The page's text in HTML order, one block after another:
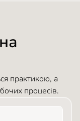
практикою, а
процесів.